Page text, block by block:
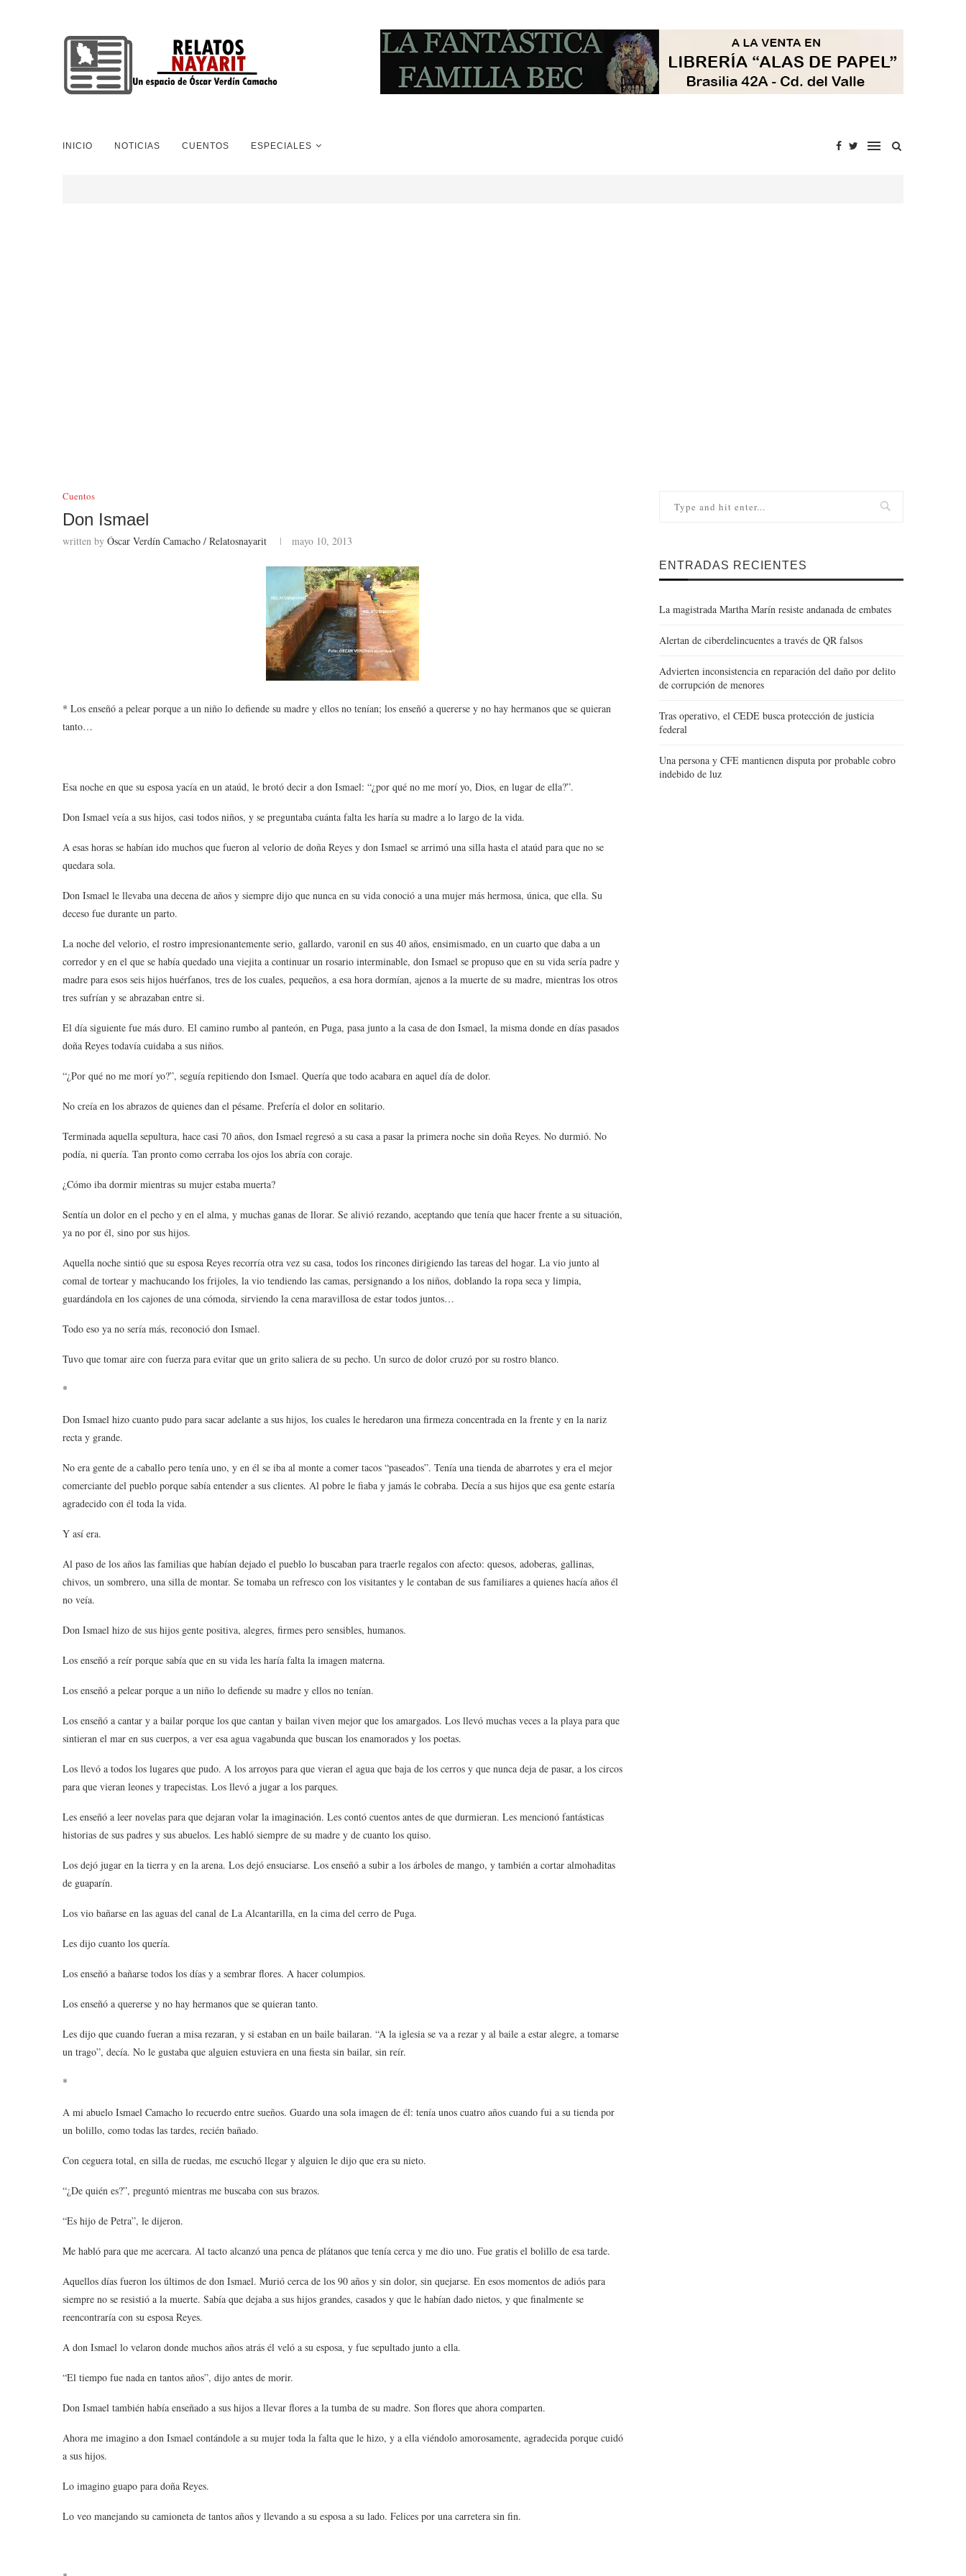
INICIO NOTICIAS CUENTOS ESPECIALES
Cuentos
Don Ismael
written by Óscar Verdín Camacho / Relatosnayarit mayo 10, 2013
* Los enseñó a pelear porque a un niño lo defiende su madre y ellos no tenían; los enseñó a quererse y no hay hermanos que se quieran
tanto…
Esa noche en que su esposa yacía en un ataúd, le brotó decir a don Ismael: “¿por qué no me morí yo, Dios, en lugar de ella?”.
Don Ismael veía a sus hijos, casi todos niños, y se preguntaba cuánta falta les haría su madre a lo largo de la vida.
A esas horas se habían ido muchos que fueron al velorio de doña Reyes y don Ismael se arrimó una silla hasta el ataúd para que no se
quedara sola.
Don Ismael le llevaba una decena de años y siempre dijo que nunca en su vida conoció a una mujer más hermosa, única, que ella. Su
deceso fue durante un parto.
La noche del velorio, el rostro impresionantemente serio, gallardo, varonil en sus 40 años, ensimismado, en un cuarto que daba a un
corredor y en el que se había quedado una viejita a continuar un rosario interminable, don Ismael se propuso que en su vida sería padre y
madre para esos seis hijos huérfanos, tres de los cuales, pequeños, a esa hora dormían, ajenos a la muerte de su madre, mientras los otros
tres sufrían y se abrazaban entre si.
El día siguiente fue más duro. El camino rumbo al panteón, en Puga, pasa junto a la casa de don Ismael, la misma donde en días pasados
doña Reyes todavía cuidaba a sus niños.
“¿Por qué no me morí yo?”, seguía repitiendo don Ismael. Quería que todo acabara en aquel día de dolor.
No creía en los abrazos de quienes dan el pésame. Prefería el dolor en solitario.
Terminada aquella sepultura, hace casi 70 años, don Ismael regresó a su casa a pasar la primera noche sin doña Reyes. No durmió. No
podía, ni quería. Tan pronto como cerraba los ojos los abría con coraje.
¿Cómo iba dormir mientras su mujer estaba muerta?
Sentía un dolor en el pecho y en el alma, y muchas ganas de llorar. Se alivió rezando, aceptando que tenía que hacer frente a su situación,
ya no por él, sino por sus hijos.
Aquella noche sintió que su esposa Reyes recorría otra vez su casa, todos los rincones dirigiendo las tareas del hogar. La vio junto al
comal de tortear y machucando los frijoles, la vio tendiendo las camas, persignando a los niños, doblando la ropa seca y limpia,
guardándola en los cajones de una cómoda, sirviendo la cena maravillosa de estar todos juntos…
Todo eso ya no sería más, reconoció don Ismael.
Tuvo que tomar aire con fuerza para evitar que un grito saliera de su pecho. Un surco de dolor cruzó por su rostro blanco.
*
Don Ismael hizo cuanto pudo para sacar adelante a sus hijos, los cuales le heredaron una firmeza concentrada en la frente y en la nariz
recta y grande.
No era gente de a caballo pero tenía uno, y en él se iba al monte a comer tacos “paseados”. Tenía una tienda de abarrotes y era el mejor
comerciante del pueblo porque sabía entender a sus clientes. Al pobre le fiaba y jamás le cobraba. Decía a sus hijos que esa gente estaría
agradecido con él toda la vida.
Y así era.
Al paso de los años las familias que habían dejado el pueblo lo buscaban para traerle regalos con afecto: quesos, adoberas, gallinas,
chivos, un sombrero, una silla de montar. Se tomaba un refresco con los visitantes y le contaban de sus familiares a quienes hacía años él
no veía.
Don Ismael hizo de sus hijos gente positiva, alegres, firmes pero sensibles, humanos.
Los enseñó a reír porque sabía que en su vida les haría falta la imagen materna.
Los enseñó a pelear porque a un niño lo defiende su madre y ellos no tenían.
Los enseñó a cantar y a bailar porque los que cantan y bailan viven mejor que los amargados. Los llevó muchas veces a la playa para que
sintieran el mar en sus cuerpos, a ver esa agua vagabunda que buscan los enamorados y los poetas.
Los llevó a todos los lugares que pudo. A los arroyos para que vieran el agua que baja de los cerros y que nunca deja de pasar, a los circos
para que vieran leones y trapecistas. Los llevó a jugar a los parques.
Les enseñó a leer novelas para que dejaran volar la imaginación. Les contó cuentos antes de que durmieran. Les mencionó fantásticas
historias de sus padres y sus abuelos. Les habló siempre de su madre y de cuanto los quiso.
Los dejó jugar en la tierra y en la arena. Los dejó ensuciarse. Los enseñó a subir a los árboles de mango, y también a cortar almohaditas
de guaparín.
Los vio bañarse en las aguas del canal de La Alcantarilla, en la cima del cerro de Puga.
Les dijo cuanto los quería.
Los enseñó a bañarse todos los días y a sembrar flores. A hacer columpios.
Los enseñó a quererse y no hay hermanos que se quieran tanto.
Les dijo que cuando fueran a misa rezaran, y si estaban en un baile bailaran. “A la iglesia se va a rezar y al baile a estar alegre, a tomarse
un trago”, decía. No le gustaba que alguien estuviera en una fiesta sin bailar, sin reír.
*
A mi abuelo Ismael Camacho lo recuerdo entre sueños. Guardo una sola imagen de él: tenía unos cuatro años cuando fui a su tienda por
un bolillo, como todas las tardes, recién bañado.
Con ceguera total, en silla de ruedas, me escuchó llegar y alguien le dijo que era su nieto.
“¿De quién es?”, preguntó mientras me buscaba con sus brazos.
“Es hijo de Petra”, le dijeron.
Me habló para que me acercara. Al tacto alcanzó una penca de plátanos que tenía cerca y me dio uno. Fue gratis el bolillo de esa tarde.
Aquellos días fueron los últimos de don Ismael. Murió cerca de los 90 años y sin dolor, sin quejarse. En esos momentos de adiós para
siempre no se resistió a la muerte. Sabía que dejaba a sus hijos grandes, casados y que le habían dado nietos, y que finalmente se
reencontraría con su esposa Reyes.
A don Ismael lo velaron donde muchos años atrás él veló a su esposa, y fue sepultado junto a ella.
“El tiempo fue nada en tantos años”, dijo antes de morir.
Don Ismael también había enseñado a sus hijos a llevar flores a la tumba de su madre. Son flores que ahora comparten.
Ahora me imagino a don Ismael contándole a su mujer toda la falta que le hizo, y a ella viéndolo amorosamente, agradecida porque cuidó
a sus hijos.
Lo imagino guapo para doña Reyes.
Lo veo manejando su camioneta de tantos años y llevando a su esposa a su lado. Felices por una carretera sin fin.
ENTRADAS RECIENTES
La magistrada Martha Marín resiste andanada de embates
Alertan de ciberdelincuentes a través de QR falsos
Advierten inconsistencia en reparación del daño por delito
de corrupción de menores
Tras operativo, el CEDE busca protección de justicia
federal
Una persona y CFE mantienen disputa por probable cobro
indebido de luz